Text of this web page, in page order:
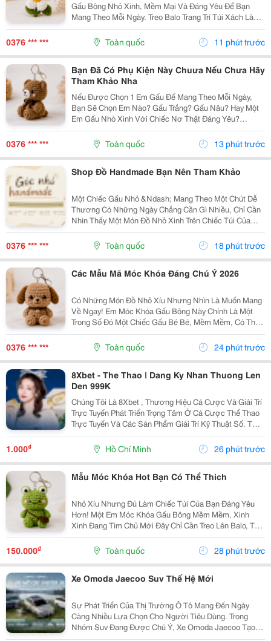
Gấu Bông Nhỏ Xinh, Mềm Mại Và Đáng Yêu Để Bạn
Mang Theo Mỗi Ngày. Treo Balo Trang Trí Túi Xách Làm
Móc Khóa Tặng Người Bạn Yêu Quý
Gocnhohandmade.com Không Cần Quá Nhiều Phụ
Kiện, Chỉ Một Em Gấu...
0376 *** *** Toàn quốc 11 phút trước
Bạn Đã Có Phụ Kiện Này Chuưa Nếu Chưa Hãy
Tham Khảo Nha
Nếu Được Chọn 1 Em Gấu Để Mang Theo Mỗi Ngày,
Bạn Sẽ Chọn Em Nào? Gấu Trắng? Gấu Nâu? Hay Một
Em Gấu Nhỏ Xinh Với Chiếc Nơ Thật Đáng Yêu?
Những Chiếc Móc Khóa Gấu Bông Không Chỉ Là Phụ
Kiện Treo Túi Mà Còn Là Một Cách Để Bạn Thêm Chút
Cá Tính Vào...
0376 *** *** Toàn quốc 13 phút trước
Shop Đồ Handmade Bạn Nên Tham Khảo
Một Chiếc Gấu Nhỏ &Ndash; Mang Theo Một Chút Dễ
Thương Có Những Ngày Chẳng Cần Gì Nhiều, Chỉ Cần
Nhìn Thấy Một Món Đồ Nhỏ Xinh Trên Chiếc Túi Của
Mình Cũng Đủ Thấy Vui Rồi Những Em Móc Khóa Gấu
Bông Được Làm Với Kiểu Dáng Đáng Yêu, Nhỏ Gọn,
Thích...
0376 *** *** Toàn quốc 18 phút trước
Các Mẫu Mã Móc Khóa Đáng Chú Ý 2026
Có Những Món Đồ Nhỏ Xíu Nhưng Nhìn Là Muốn Mang
Về Ngay! Em Móc Khóa Gấu Bông Này Chính Là Một
Trong Số Đó Một Chiếc Gấu Bé Bé, Mềm Mềm, Có Thể
Treo Trên Balo, Túi Xách Hay Chìa Khóa. Mỗi Lần Nhìn
Thấy Lại Thấy Chiếc Túi Của Mình Đáng Yêu Hơn Một...
0376 *** *** Toàn quốc 24 phút trước
8Xbet - The Thao | Dang Ky Nhan Thuong Len
Den 999K
Chúng Tôi Là 8Xbet , Thương Hiệu Cá Cược Và Giải Trí
Trực Tuyến Phát Triển Trọng Tâm Ở Cá Cược Thể Thao
Trực Tuyến Và Các Sản Phẩm Giải Trí Kỹ Thuật Số. Từ
Năm 2024, 8Xbet Trở Thành Đối Tác Cá Cược Chính
Thức Tại Khu Vực Châu Á &Ndash; Thái Bình...
1.000₫ Hồ Chí Minh 26 phút trước
Mẫu Móc Khóa Hot Bạn Có Thể Thich
Nhỏ Xíu Nhưng Đủ Làm Chiếc Túi Của Bạn Đáng Yêu
Hơn! Một Em Móc Khóa Gấu Bông Mềm Mềm, Xinh
Xinh Đang Tìm Chủ Mới Đây Chỉ Cần Treo Lên Balo, Túi
Xách Hay Chìa Khóa Là Chiếc Túi Lập Tức Có Thêm
Một Điểm Nhấn Cực Yêu. Không Cần Quá Cầu Kỳ, Đôi
150.000₫ Toàn quốc 28 phút trước
Xe Omoda Jaecoo Suv Thế Hệ Mới
Sự Phát Triển Của Thị Trường Ô Tô Mang Đến Ngày
Càng Nhiều Lựa Chọn Cho Người Tiêu Dùng. Trong
Nhóm Suv Đang Được Chú Ý, Xe Omoda Jaecoo Tạo
Dấu Ấn Bằng Sự Kết Hợp Giữa Thiết Kế Hiện Đại, Tiện